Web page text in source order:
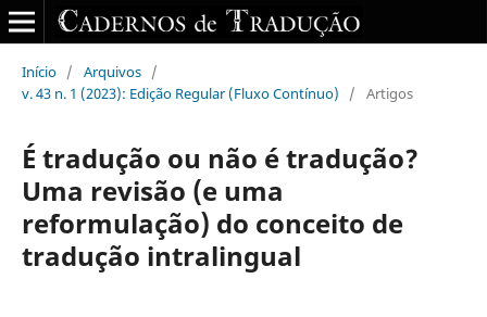
Início / Arquivos /
v. 43 n. 1 (2023): Edição Regular (Fluxo Contínuo)
/ Artigos
É tradução ou não é tradução?
Uma revisão (e uma
reformulação) do conceito de
tradução intralingual